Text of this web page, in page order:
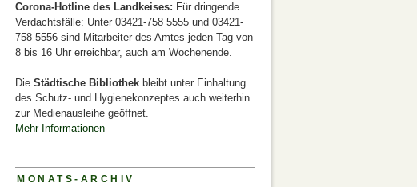
Corona-Hotline des Landkeises: Für dringende
Verdachtsfälle: Unter 03421-758 5555 und 03421-
758 5556 sind Mitarbeiter des Amtes jeden Tag von
8 bis 16 Uhr erreichbar, auch am Wochenende.
Die Städtische Bibliothek bleibt unter Einhaltung
des Schutz- und Hygienekonzeptes auch weiterhin
zur Medienausleihe geöffnet.
Mehr Informationen
MONATS-ARCHIV